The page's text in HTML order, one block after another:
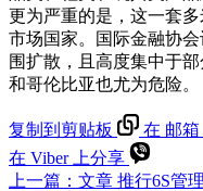
更为严重的是，这一套
市场国家。国际金融协
围扩散，且高度集中于
和哥伦比亚也尤为危险。
复制到剪贴板 在 邮
在 Viber 上分享
上一篇： 文章 推行6S管